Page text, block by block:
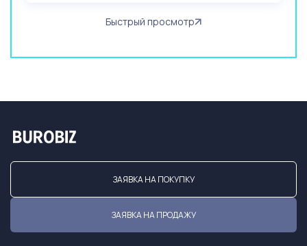
Быстрый просмотр
ЗАЯВКА НА ПОКУПКУ
ЗАЯВКА НА ПРОДАЖУ